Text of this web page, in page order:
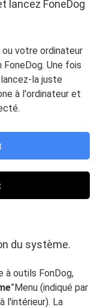
lancez FoneDog
votre ordinateur
Une fois
la juste
à l'ordinateur et
du système.
à outils FonDog,
”Menu (indiqué par
l'intérieur). La